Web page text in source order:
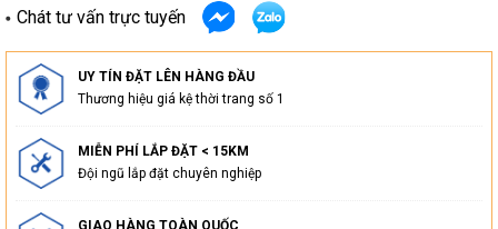
Chát tư vấn trực tuyến
UY TÍN ĐẶT LÊN HÀNG ĐẦU
Thương hiệu giá kệ thời trang số 1
MIỄN PHÍ LẮP ĐẶT < 15KM
Đội ngũ lắp đặt chuyên nghiệp
GIAO HÀNG TOÀN QUỐC